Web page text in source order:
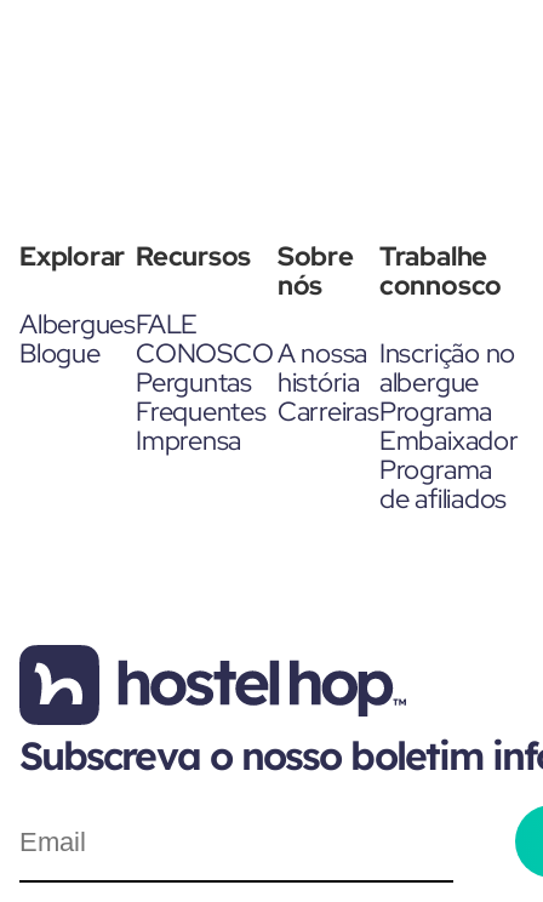
Explorar
Albergues
Blogue
Recursos
FALE
CONOSCO
Perguntas
Frequentes
Imprensa
Sobre
nós
A nossa
história
Carreiras
Trabalhe
connosco
Inscrição no
albergue
Programa
Embaixador
Programa
de afiliados
Subscreva o nosso boletim